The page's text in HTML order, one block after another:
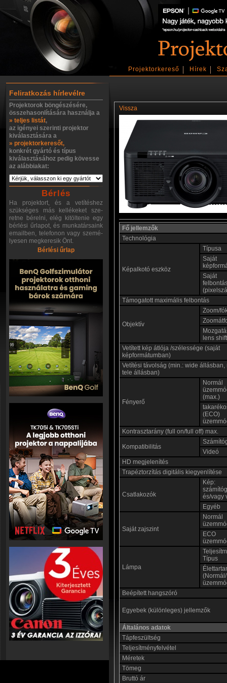
Projektorkereső Hírek
Feliratkozás hírlevélre
Projektorok böngészésére,
összehasonlítására használja a
» teljes listát,
az igényei szerinti projektor
kiválasztására a
» projektorkeresőt,
konkrét gyártó és típus
kiválasztásához pedig kövesse
az alábbiakat:
Bérlés
Ha projektort, és a vetítéshez
szükséges más kellékeket sze-
retne bérelni, elég kitöltenie egy
bérlési űrlapot, és munkatársaink
emailben, telefonon vagy szemé-
lyesen megkeresik Önt.
Bérlési űrlap
Vissza
Fő jellemzők
Technológia
Képalkotó eszköz
Típusa
Saját
Saját
Támogatott maximális felbontás
Objektív
Zoom/
lens shift
Vetített kép átlója /szélessége (saját
képformátumban)
Vetítési távolság (min.: wide állásban,
tele állásban)
Fényerő
Normál
(max.)
(ECO)
Kontrasztarány (full on/full off) max.
Kompatibilitás
Videó
HD megjelenítés
Trapéztorzítás digitális kiegyenlítése
Csatlakozók
Kép:
és/vagy
Egyéb
Saját zajszint
Normál
ECO
Lámpa
Típus
Beépített hangszóró
Egyebek (különleges) jellemzők
Általános adatok
Tápfeszültség
Teljesítményfelvétel
Méretek
Tömeg
Bruttó ár